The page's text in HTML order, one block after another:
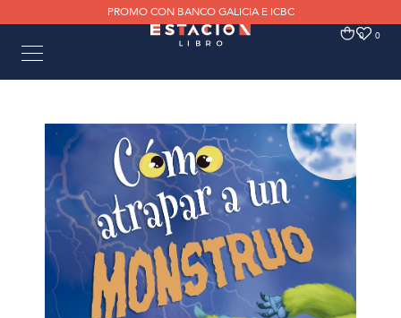
PROMO CON BANCO GALICIA E ICBC
0 0